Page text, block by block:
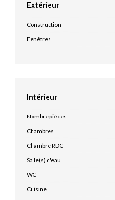
Extérieur
Construction
Fenêtres
Intérieur
Nombre pièces
Chambres
Chambre RDC
Salle(s) d'eau
WC
Cuisine